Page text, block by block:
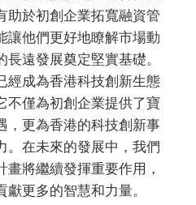
助於初創企業拓寬融資管
讓他們更好地瞭解市場動
遠發展奠定堅實基礎。
經成為香港科技創新生態
不僅為初創企業提供了寶
，更為香港的科技創新事
。在未來的發展中，我們
將繼續發揮重要作用，
更多的智慧和力量。